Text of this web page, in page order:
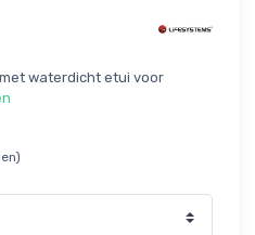
waterdicht etui voor